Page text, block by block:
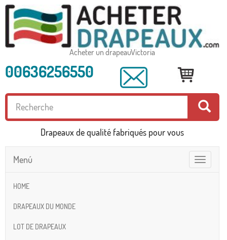
Acheter un drapeauVictoria
00636256550
Drapeaux de qualité fabriqués pour vous
Toggle
navigation
Menú
HOME
DRAPEAUX DU MONDE
LOT DE DRAPEAUX